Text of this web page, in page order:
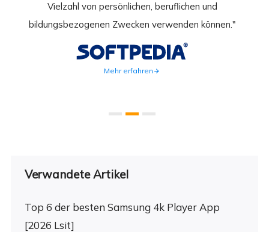
Vielzahl von persönlichen, beruflichen und
bildungsbezogenen Zwecken verwenden können."
Mehr erfahren
Verwandete Artikel
Top 6 der besten Samsung 4k Player App
[2026 Lsit]